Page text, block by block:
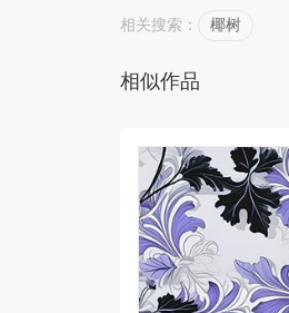
相关搜索： 椰树
相似作品